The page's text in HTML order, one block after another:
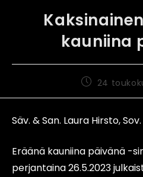
kauniina
24
Säv. & San. Laura Hirsto,
Eräänä kauniina päivänä -
perjantaina 26.5.2023